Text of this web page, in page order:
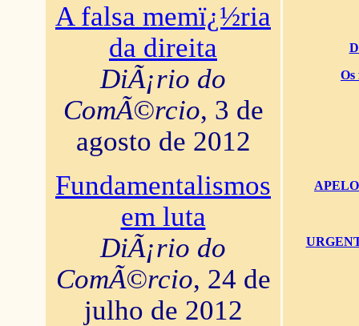
A falsa memï¿½ria
da direita
DiÃ¡rio do
ComÃ©rcio, 3 de
agosto de 2012
Fundamentalismos
em luta
DiÃ¡rio do
ComÃ©rcio, 24 de
julho de 2012
Os